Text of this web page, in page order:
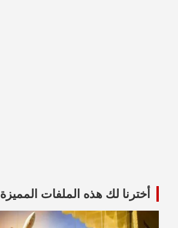
أخترنا لك هذه الملفات المميزة